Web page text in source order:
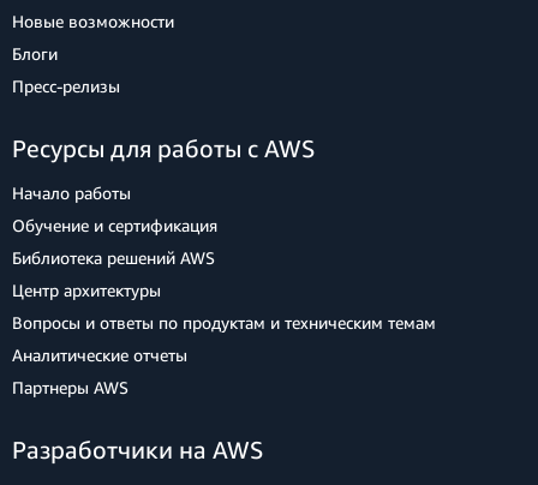
Новые возможности
Блоги
Пресс‑релизы
Ресурсы для работы с AWS
Начало работы
Обучение и сертификация
Библиотека решений AWS
Центр архитектуры
Вопросы и ответы по продуктам и техническим темам
Аналитические отчеты
Партнеры AWS
Разработчики на AWS